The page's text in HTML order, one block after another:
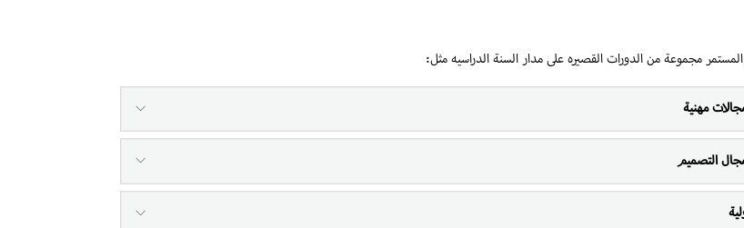
مجموعة من الدورات القصيره على مدار السنة الدراسيه مثل:
مهنية
التصميم